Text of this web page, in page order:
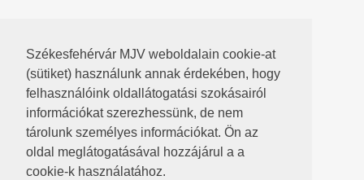
Székesfehérvár MJV weboldalain cookie-at
(sütiket) használunk annak érdekében, hogy
felhasználóink oldallátogatási szokásairól
információkat szerezhessünk, de nem
tárolunk személyes információkat. Ön az
oldal meglátogatásával hozzájárul a a
cookie-k használatához.